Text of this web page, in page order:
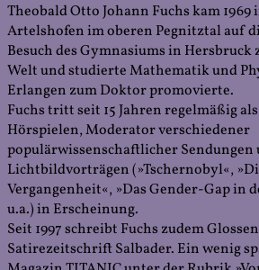
Theobald Otto Johann Fuchs kam
Artelshofen im oberen Pegnitztal auf
Besuch des Gymnasiums in Hersbruck
Welt und studierte Mathematik und
Erlangen zum Doktor promovierte.
Fuchs tritt seit 15 Jahren regelmäßig
Hörspielen, Moderator verschiedener
populärwissenschaftlicher
Lichtbildvorträgen (»Tschernobyl«,
Vergangenheit«, »Das Gender-Gap in
u.a.) in Erscheinung.
Seit 1997 schreibt Fuchs zudem
Satirezeitschrift Salbader. Ein wenig